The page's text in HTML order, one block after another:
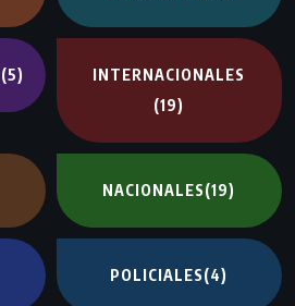
(5)
INTERNACIONALES
(19)
NACIONALES(19)
POLICIALES(4)